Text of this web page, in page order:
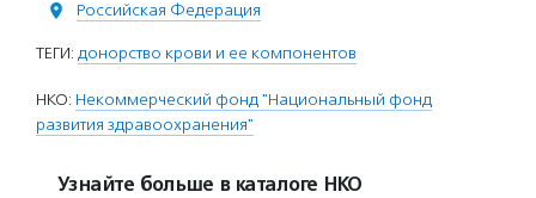
Российская Федерация
ТЕГИ: донорство крови и ее компонентов
НКО: Некоммерческий фонд "Национальный фонд
развития здравоохранения"
Узнайте больше в каталоге НКО